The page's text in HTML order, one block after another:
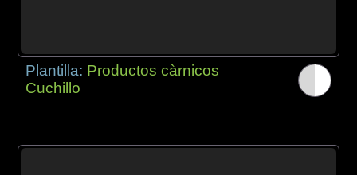
Plantilla: Productos càrnicos
Cuchillo